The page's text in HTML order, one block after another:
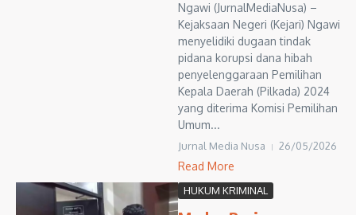
Ngawi (JurnalMediaNusa) –
Kejaksaan Negeri (Kejari) Ngawi
menyelidiki dugaan tindak
pidana korupsi dana hibah
penyelenggaraan Pemilihan
Kepala Daerah (Pilkada) 2024
yang diterima Komisi Pemilihan
Umum...
Jurnal Media Nusa 26/05/2026
Read More
HUKUM KRIMINAL